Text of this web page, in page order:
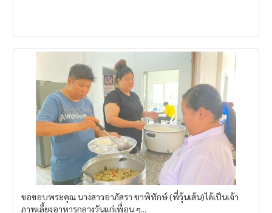
ขอขอบพระคุณ นางสาวอาภัสรา ชาพิทักษ์ (พี่วุ้นเส้น)ได้เป็นเจ้า
ภาพเลี้ยงอาหารกลางวันแก่เพื่อน ๆ...